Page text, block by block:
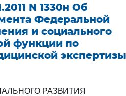
N 1330н Об
Федеральной
и социального
функции по
экспертизы
РАЗВИТИЯ